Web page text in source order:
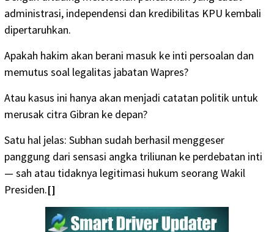
administrasi, independensi dan kredibilitas KPU kembali
dipertaruhkan.
Apakah hakim akan berani masuk ke inti persoalan dan
memutus soal legalitas jabatan Wapres?
Atau kasus ini hanya akan menjadi catatan politik untuk
merusak citra Gibran ke depan?
Satu hal jelas: Subhan sudah berhasil menggeser
panggung dari sensasi angka triliunan ke perdebatan inti
— sah atau tidaknya legitimasi hukum seorang Wakil
Presiden.[]